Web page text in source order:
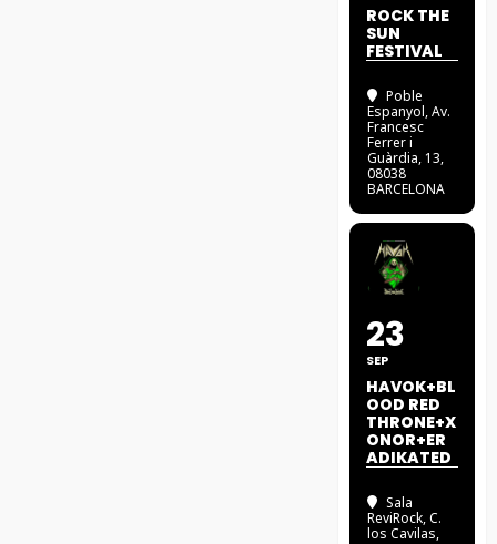
ROCK THE
SUN
FESTIVAL
Poble
Espanyol, Av.
Francesc
Ferrer i
Guàrdia, 13,
08038
BARCELONA
23
SEP
HAVOK+BL
OOD RED
THRONE+X
ONOR+ER
ADIKATED
Sala
ReviRock, C.
los Cavilas,